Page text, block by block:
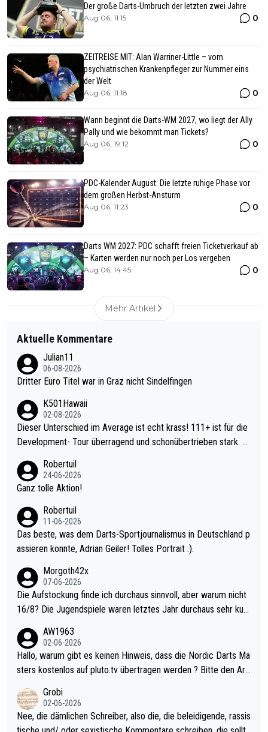
Der große Darts-Umbruch der letzten zwei Jahre
Aug 06, 11:15 0
ZEITREISE MIT: Alan Warriner-Little – vom
psychiatrischen Krankenpfleger zur Nummer eins
der Welt
Aug 06, 11:18 0
Wann beginnt die Darts-WM 2027, wo liegt der Ally
Pally und wie bekommt man Tickets?
Aug 06, 19:12 0
PDC-Kalender August: Die letzte ruhige Phase vor
dem großen Herbst-Ansturm
Aug 06, 11:23 0
Darts WM 2027: PDC schafft freien Ticketverkauf ab
– Karten werden nur noch per Los vergeben
Aug 06, 14:45 0
Mehr Artikel
Aktuelle Kommentare
Julian11
06-08-2026
Dritter Euro Titel war in Graz nicht Sindelfingen
K501Hawaii
02-08-2026
Dieser Unterschied im Average ist echt krass! 111+ ist für die
Development- Tour überragend und schonübertrieben stark. U
mal 40+ erst recht. Da gewinnst keinen Blumentopf - ist ja noc
h krasser wie ein Pokalspiel eines Kreisligisten vs einem Bund
Robertuil
24-06-2026
Ganz tolle Aktion!
Robertuil
11-06-2026
Das beste, was dem Darts-Sportjournalismus in Deutschland p
assieren konnte, Adrian Geiler! Tolles Portrait :).
Morgoth42x
07-06-2026
Die Aufstockung finde ich durchaus sinnvoll, aber warum nicht
16/8? Die Jugendspiele waren letztes Jahr durchaus sehr kurz
Allerdings ist Mitchell Lawrie als Nummer 1 der Welt eh qualifi
ziert. Somit ändert die automatische Qualifikation des Weltmei
sters erstmal nichts. Ich denke sie wollen damit für nächstes J
ohl wenig WDF Turniere spielen. Dies war bei Archie Self letzt
es Jahr der Fall. Er musste als amtierender Weltmeister durch
den Qualifier und ich glaube kaum, dass Mitchel sich das (in Ve
AW1963
02-06-2026
Hallo, warum gibt es keinen Hinweis, dass die Nordic Darts Ma
sters kostenlos auf pluto.tv übertragen werden ? Bitte den Arti
Grobi
02-06-2026
Nee, die dämlichen Schreiber, also die, die beleidigende, rassis